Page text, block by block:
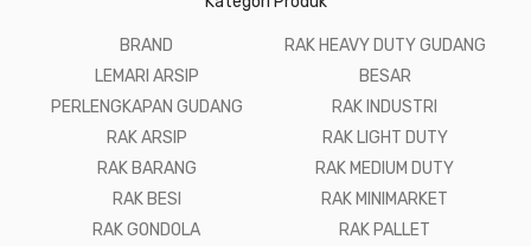
BRAND
LEMARI ARSIP
PERLENGKAPAN GUDANG
RAK ARSIP
RAK BARANG
RAK BESI
RAK GONDOLA
RAK HEAVY DUTY GUDANG
BESAR
RAK INDUSTRI
RAK LIGHT DUTY
RAK MEDIUM DUTY
RAK MINIMARKET
RAK PALLET